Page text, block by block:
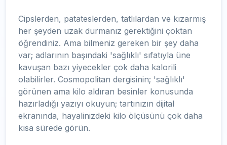
Cipslerden, patateslerden, tatlılardan ve kızarmış
her şeyden uzak durmanız gerektiğini çoktan
öğrendiniz. Ama bilmeniz gereken bir şey daha
var; adlarının başındaki 'sağlıklı' sıfatıyla üne
kavuşan bazı yiyecekler çok daha kalorili
olabilirler. Cosmopolitan dergisinin; 'sağlıklı'
görünen ama kilo aldıran besinler konusunda
hazırladığı yazıyı okuyun; tartınızın dijital
ekranında, hayalinizdeki kilo ölçüsünü çok daha
kısa sürede görün.